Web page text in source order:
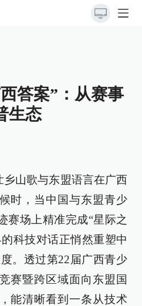
答案”：从赛事
生态
乡山歌与东盟语言在广西
时，当中国与东盟青少
赛场上精准完成“星际之
科技对话正悄然重塑中
。透过第22届广西青少
赛暨跨区域面向东盟国
能清晰看到一条从技术